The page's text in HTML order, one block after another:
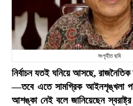
সংগৃহীত ছবি
নির্বাচন যতই ঘনিয়ে আসছে,
—তবে এতে সামগ্রিক আইনশৃঙ্খলা
আশঙ্কা নেই বলে জানিয়েছেন স্বরাষ্ট্র